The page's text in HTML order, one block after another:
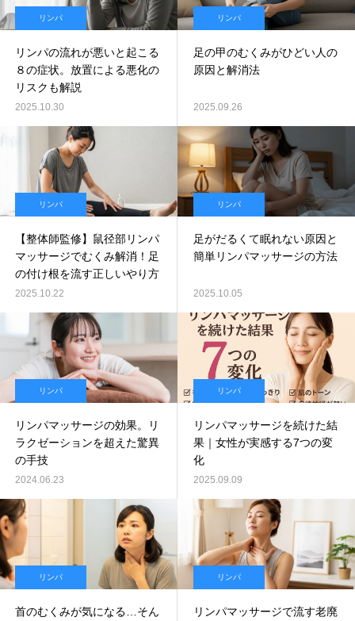
リンパ
リンパの流れが悪いと起こる
８の症状。放置による悪化の
リスクも解説
2025.10.30
リンパ
足の甲のむくみがひどい人の
原因と解消法
2025.09.26
リンパ
【整体師監修】鼠径部リンパ
マッサージでむくみ解消！足
の付け根を流す正しいやり方
2025.10.22
リンパ
足がだるくて眠れない原因と
簡単リンパマッサージの方法
2025.10.05
リンパ
リンパマッサージの効果。リ
ラクゼーションを超えた驚異
の手技
2024.06.23
リンパ
リンパマッサージを続けた結
果｜女性が実感する7つの変
化
2025.09.09
リンパ
首のむくみが気になる…そん
リンパ
リンパマッサージで流す老廃